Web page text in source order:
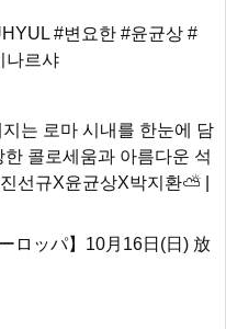
#변요한 #윤균상 #
나르샤
는 로마 시내를 한눈에 담
콜로세움과 아름다운 석
선규X윤균상X박지환⛅ |
ロッパ】10月16日(日) 放